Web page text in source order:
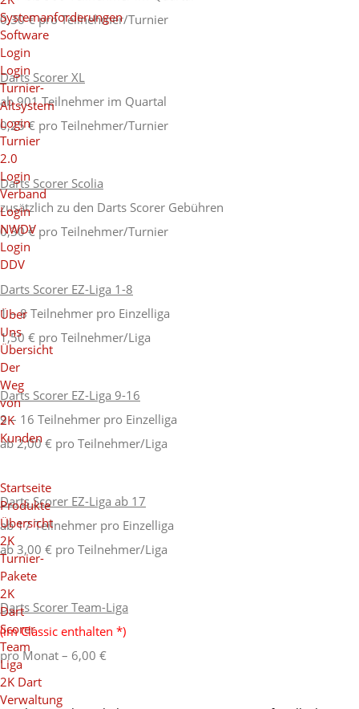
Systemanforderungen
Software
Login
Login
Turnier-
Altsystem
Login
Turnier
2.0
Login
Verband
Login
NWDV
Login
DDV
Über
Uns
Übersicht
Der
Weg
von
2K
Kunden
Startseite
Produkte
Übersicht
2K
Turnier-
Pakete
2K
Dart
Scorer
Team
Liga
2K Dart
Verwaltung
0,30 € pro Teilnehmer/Turnier
Darts Scorer XL
ab 901 Teilnehmer im Quartal
0,25 € pro Teilnehmer/Turnier
Darts Scorer Scolia
zusätzlich zu den Darts Scorer Gebühren
0,30 € pro Teilnehmer/Turnier
Darts Scorer EZ-Liga 1-8
1 – 8 Teilnehmer pro Einzelliga
1,50 € pro Teilnehmer/Liga
Darts Scorer EZ-Liga 9-16
9 – 16 Teilnehmer pro Einzelliga
ab 2,00 € pro Teilnehmer/Liga
Darts Scorer EZ-Liga ab 17
ab 17 Teilnehmer pro Einzelliga
ab 3,00 € pro Teilnehmer/Liga
Darts Scorer Team-Liga
(im Classic enthalten *)
pro Monat – 6,00 €